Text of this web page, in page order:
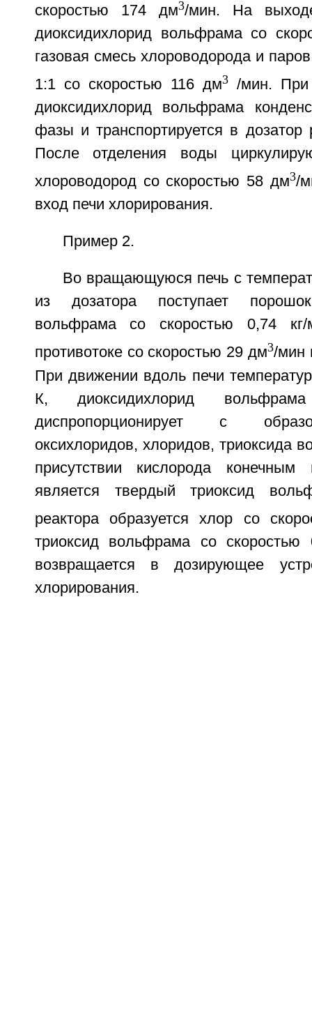
скоростью 174 дм3/мин. На
диоксидихлорид вольфрама со
газовая смесь хлороводорода и
1:1 со скоростью 116 дм3/мин. При
диоксидихлорид вольфрама
фазы и транспортируется в дозатор
После отделения воды
хлороводород со скоростью 58 дм3/
вход печи хлорирования.
Пример 2.
Во вращающуюся печь с
из дозатора поступает
вольфрама со скоростью 0,74
противотоке со скоростью 29 дм3/мин
При движении вдоль печи
К, диоксидихлорид
диспропорционирует с
оксихлоридов, хлоридов, триоксида
присутствии кислорода конечным
является твердый триоксид
реактора образуется хлор со
триоксид вольфрама со скоростью
возвращается в дозирующее
хлорирования.